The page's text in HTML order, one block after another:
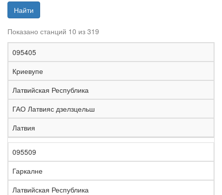
Найти
Показано станций 10 из 319
К
о
д
Н
а
з
в
а
н
и
е
т
а
н
а
е
е
з
н
а
я
о
о
а
е
и
н
095405
Криевупе
Латвийская Республика
ГАО Латвияс дзелзцельш
Латвия
095509
Гаркалне
Латвийская Республика